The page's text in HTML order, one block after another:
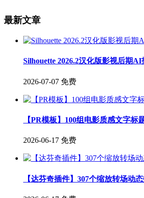
最新文章
Silhouette 2026.2汉化版影视后期
2026-07-07 免费
【PR模板】100组电影质感文字标
2026-06-17 免费
【达芬奇插件】307个缩放转场动